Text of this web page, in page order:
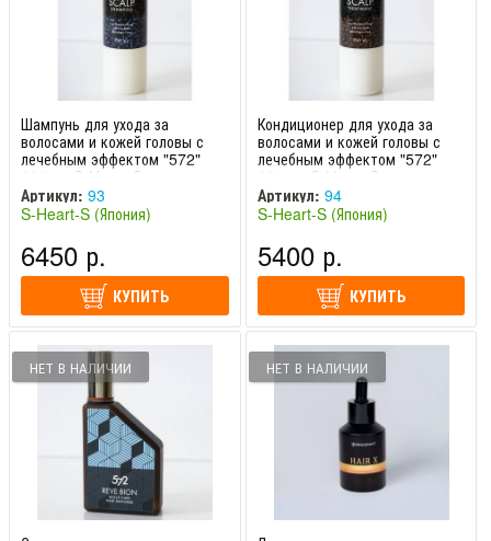
Шампунь для ухода за
волосами и кожей головы с
лечебным эффектом "572"
300 мл S-Heart-S
Артикул: 93
S-Heart-S (Япония)
6450 р.
КУПИТЬ
Кондиционер для ухода за
волосами и кожей головы с
лечебным эффектом "572"
300 мл S-Heart-S
Артикул: 94
S-Heart-S (Япония)
5400 р.
КУПИТЬ
НЕТ В НАЛИЧИИ НЕТ В НАЛИЧИИ